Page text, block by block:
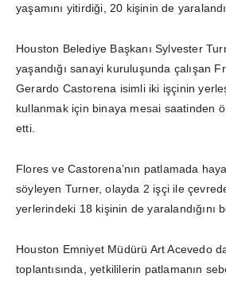
yaşamını yitirdiği, 20 kişinin de
Houston Belediye Başkanı Sylvester
yaşandığı sanayi kuruluşunda çalışan
Gerardo Castorena isimli iki işçinin
kullanmak için binaya mesai saatinden
etti.
Flores ve Castorena’nın patlamada
söyleyen Turner, olayda 2 işçi ile
yerlerindeki 18 kişinin de yaralandığını
Houston Emniyet Müdürü Art Acevedo
toplantısında, yetkililerin patlamanın